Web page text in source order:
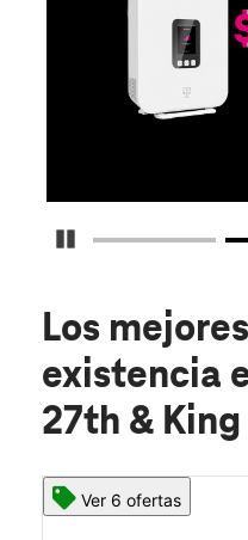
Detener carrusel
Los
existencia
27th & King
Ver 6 ofertas